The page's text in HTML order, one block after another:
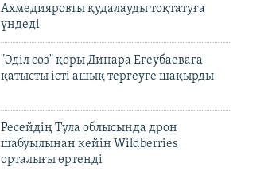
Ахмедияровты қудалауды тоқтатуға
үндеді
"Әділ сөз" қоры Динара Егеубаеваға
қатысты істі ашық тергеуге шақырды
Ресейдің Тула облысында дрон
шабуылынан кейін Wildberries
орталығы өртенді